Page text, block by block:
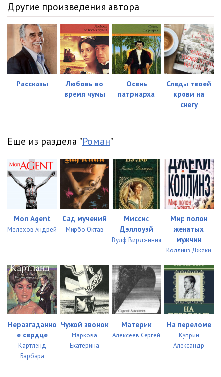
Другие произведения автора
Рассказы
Любовь во
время чумы
Осень
патриарха
Следы твоей
крови на
снегу
Еще из раздела "Роман"
Mon Agent
Мелехов Андрей
Сад мучений
Мирбо Октав
Миссис
Дэллоуэй
Вулф Вирджиния
Мир полон
женатых
мужчин
Коллинз Джеки
Неразгаданно
е сердце
Картленд
Барбара
Чужой звонок
Маркова
Екатерина
Материк
Алексеев Сергей
На переломе
Куприн
Александр